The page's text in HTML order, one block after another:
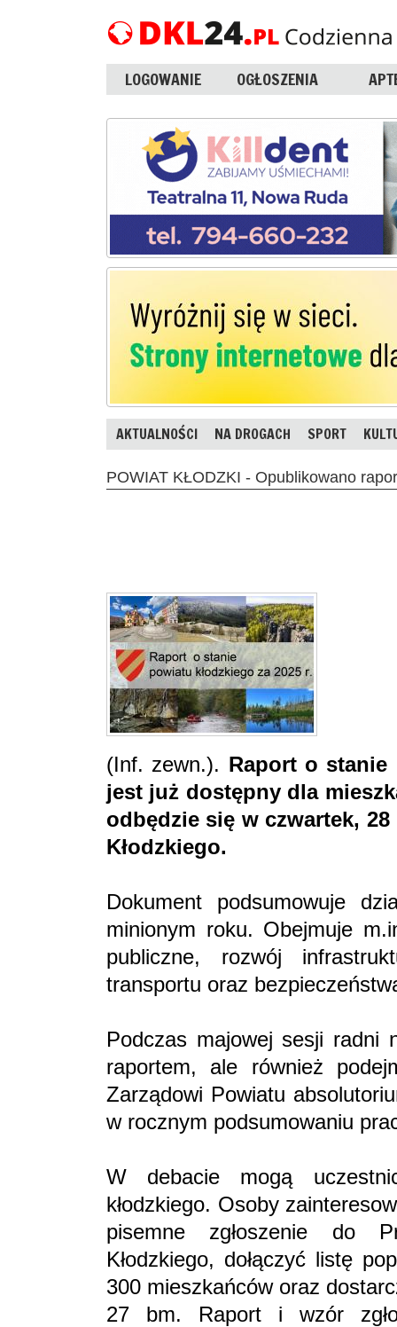
LOGOWANIE OGŁOSZENIA
AKTUALNOŚCI NA DROGACH SPORT
POWIAT KŁODZKI - Opublikowano
(Inf. zewn.). Raport o stanie
jest już dostępny dla
odbędzie się w czwartek,
Kłodzkiego.
Dokument podsumowuje
minionym roku. Obejmuje
publiczne, rozwój
transportu oraz
Podczas majowej sesji radni
raportem, ale również
Zarządowi Powiatu
w rocznym podsumowaniu
W debacie mogą
kłodzkiego. Osoby
pisemne zgłoszenie do
Kłodzkiego, dołączyć listę
300 mieszkańców oraz
27 bm. Raport i wzór